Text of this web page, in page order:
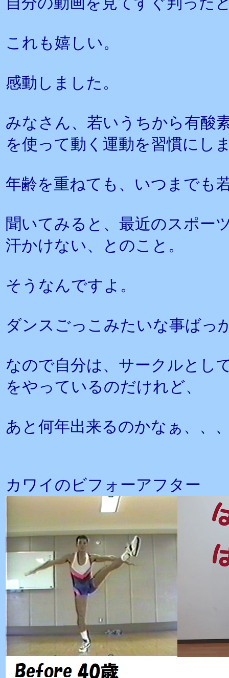
これも嬉しい。
感動しました。
みなさん、若いうちから有酸
を使って動く運動を習慣にし
年齢を重ねても、いつまでも
聞いてみると、最近のスポー
汗かけない、とのこと。
そうなんですよ。
ダンスごっこみたいな事ばっ
なので自分は、サークルとし
をやっているのだけれど、
あと何年出来るのかなぁ、、
カワイのビフォーアフター